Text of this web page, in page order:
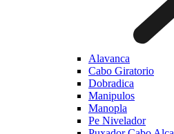
Alavanca
Cabo Giratorio
Dobradica
Manipulos
Manopla
Pe Nivelador